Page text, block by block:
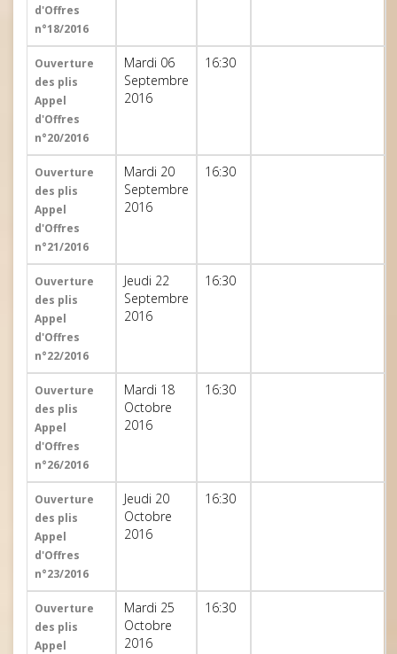
d'Offres
n°18/2016
Ouverture
des plis
Appel
d'Offres
n°20/2016
Mardi 06
Septembre
2016
16:30
Ouverture
des plis
Appel
d'Offres
n°21/2016
Mardi 20
Septembre
2016
16:30
Ouverture
des plis
Appel
d'Offres
n°22/2016
Jeudi 22
Septembre
2016
16:30
Ouverture
des plis
Appel
d'Offres
n°26/2016
Mardi 18
Octobre
2016
16:30
Ouverture
des plis
Appel
d'Offres
n°23/2016
Jeudi 20
Octobre
2016
16:30
Ouverture
des plis
Appel
Mardi 25
Octobre
2016
16:30